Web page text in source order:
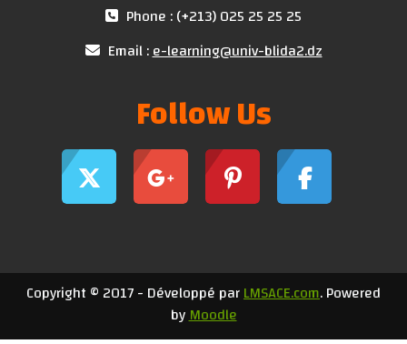
Phone : (+213) 025 25 25 25
Email :e-learning@univ-blida2.dz
Follow Us
Copyright © 2017 - Développé parLMSACE.com. Powered
byMoodle